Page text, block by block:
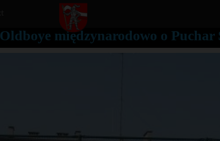
Oldboye międzynarodowo o Puchar